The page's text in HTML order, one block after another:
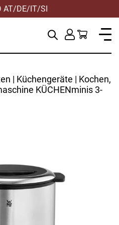
AT/DE/IT/SI
| Küchengeräte | Kochen,
KÜCHENminis 3-